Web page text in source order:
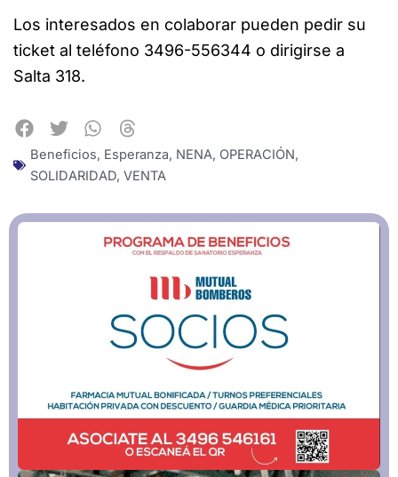
Los interesados en colaborar pueden pedir su
ticket al teléfono 3496-556344 o dirigirse a
Salta 318.
Beneficios, Esperanza, NENA, OPERACIÓN,
SOLIDARIDAD, VENTA